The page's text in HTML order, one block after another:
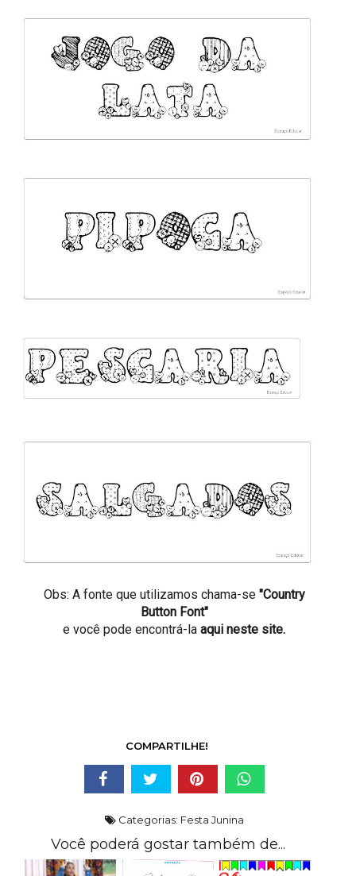
Obs: A fonte que utilizamos chama-se "Country
Button Font"
e você pode encontrá-la aqui neste site.
COMPARTILHE!
Categorias: Festa Junina
Você poderá gostar também de...